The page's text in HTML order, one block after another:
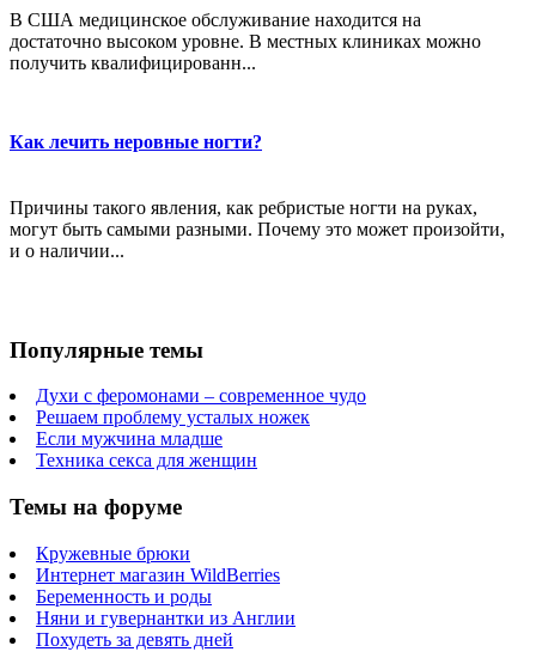
В США медицинское обслуживание находится на
достаточно высоком уровне. В местных клиниках можно
получить квалифицированн...
Как лечить неровные ногти?
Причины такого явления, как ребристые ногти на руках,
могут быть самыми разными. Почему это может произойти,
и о наличии...
Популярные темы
Духи с феромонами – современное чудо
Решаем проблему усталых ножек
Если мужчина младше
Техника секса для женщин
Темы на форуме
Кружевные брюки
Интернет магазин WildBerries
Беременность и роды
Няни и гувернантки из Англии
Похудеть за девять дней